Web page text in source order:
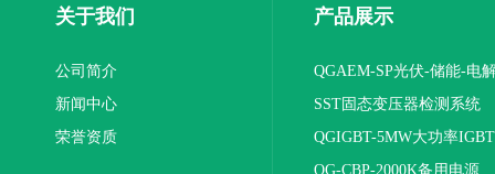
关于我们
公司简介
新闻中心
荣誉资质
产品展示
QGAEM-SP光伏-储能-电
体化测试平台
SST固态变压器检测系统
QGIGBT-5MW大功率
电源
QG-CBP-2000K备用电源